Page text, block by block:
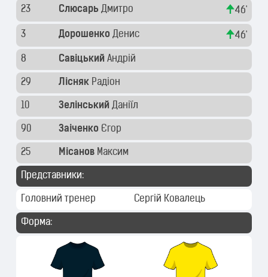
23 Слюсарь Дмитро 46'
3 Дорошенко Денис 46'
8 Савіцький Андрій
29 Лісняк Радіон
10 Зелінський Даніїл
90 Заіченко Єгор
25 Місанов Максим
Представники:
Головний тренер Сергій Ковалець
Форма: